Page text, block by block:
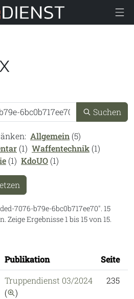
Truppendienst
Suchen
Allgemein (5)
(1) Waffentechnik (1)
(1) KdoUO (1)
7076-b79e-6bc0b717ee70 . 15
Zeige Ergebnisse 1 bis 15 von 15.
Publikation Seite
Truppendienst 03/2024
(
auf diese Publikation
)
235